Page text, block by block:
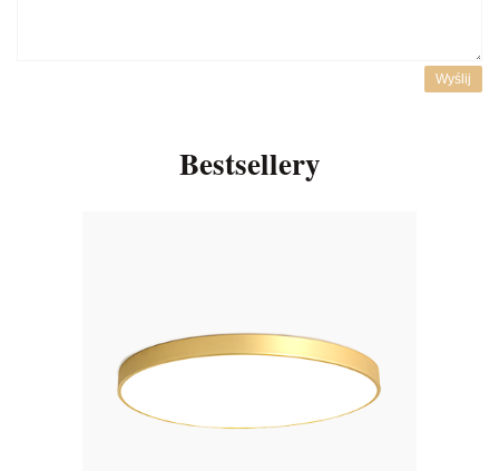
Wyślij
Bestsellery